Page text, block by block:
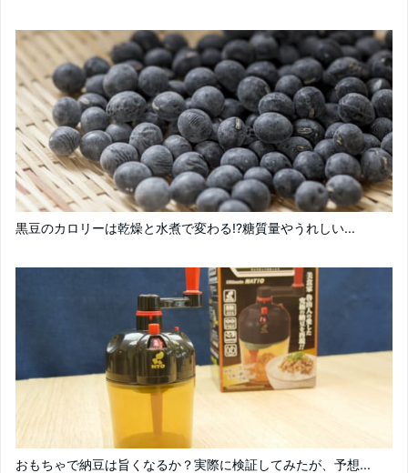
黒豆のカロリーは乾燥と水煮で変わる!?糖質量やうれしい...
おもちゃで納豆は旨くなるか？実際に検証してみたが、予想...